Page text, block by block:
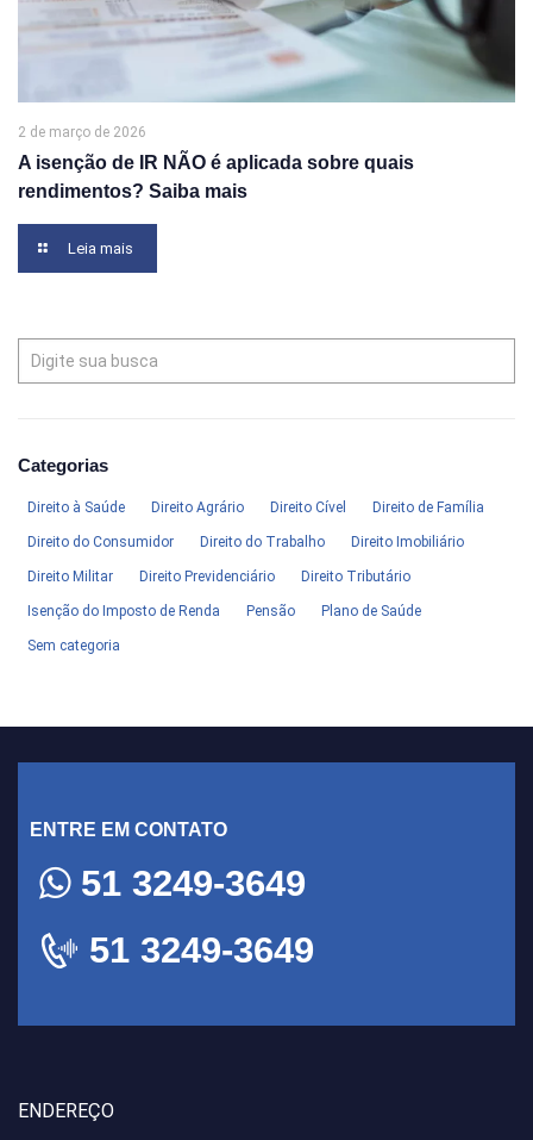
2 de março de 2026
A isenção de IR NÃO é aplicada sobre quais
rendimentos? Saiba mais
Leia mais
Categorias
Direito à Saúde Direito Agrário Direito Cível Direito de Família
Direito do Consumidor Direito do Trabalho Direito Imobiliário
Direito Militar Direito Previdenciário Direito Tributário
Isenção do Imposto de Renda Pensão Plano de Saúde
Sem categoria
ENTRE EM CONTATO
51 3249-3649
51 3249-3649
ENDEREÇO